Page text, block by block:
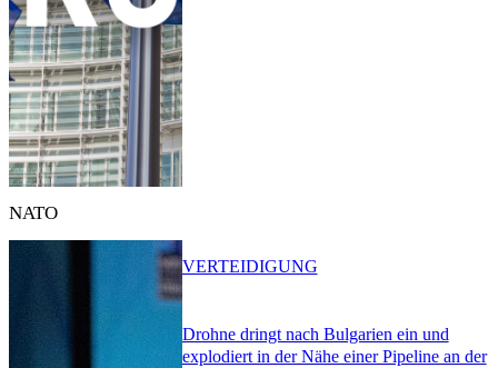
NATO
Drohne dringt nach Bulgarien ein und
explodiert in der Nähe einer Pipeline an der
VERTEIDIGUNG